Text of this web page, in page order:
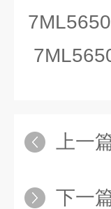
上一
下一